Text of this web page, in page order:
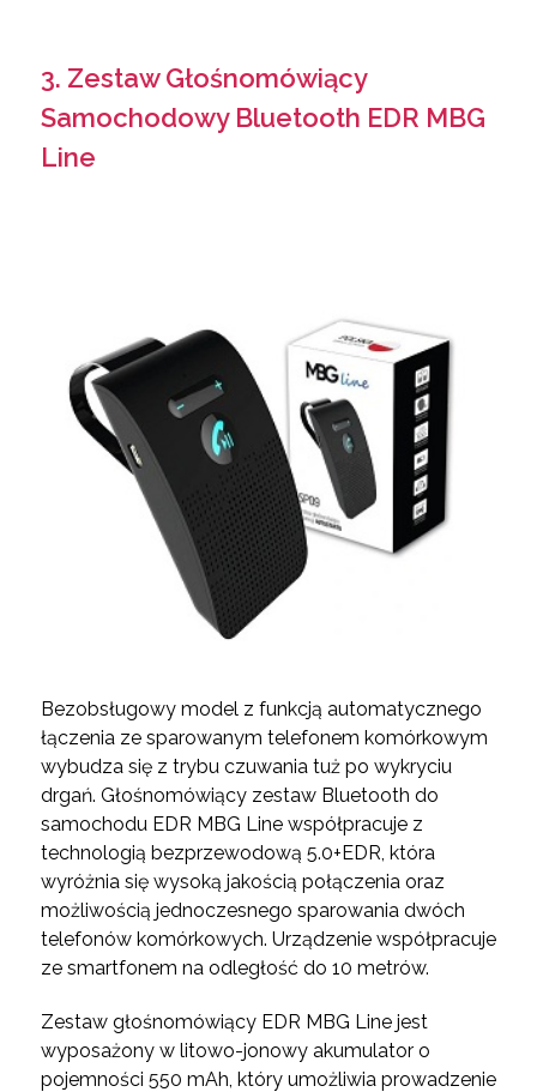
3. Zestaw Głośnomówiący
Samochodowy Bluetooth EDR MBG
Line
Bezobsługowy model z funkcją automatycznego
łączenia ze sparowanym telefonem komórkowym
wybudza się z trybu czuwania tuż po wykryciu
drgań. Głośnomówiący zestaw Bluetooth do
samochodu EDR MBG Line współpracuje z
technologią bezprzewodową 5.0+EDR, która
wyróżnia się wysoką jakością połączenia oraz
możliwością jednoczesnego sparowania dwóch
telefonów komórkowych. Urządzenie współpracuje
ze smartfonem na odległość do 10 metrów.
Zestaw głośnomówiący EDR MBG Line jest
wyposażony w litowo-jonowy akumulator o
pojemności 550 mAh, który umożliwia prowadzenie